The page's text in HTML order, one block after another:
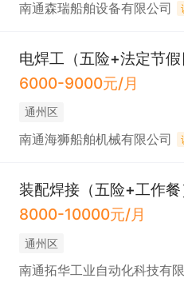
南通森瑞船舶设备有限公司
电焊工（五险+法定节假
6000-9000元/月
通州区
南通海狮船舶机械有限公司
装配焊接（五险+工作餐
8000-10000元/月
通州区
南通拓华工业自动化科技有